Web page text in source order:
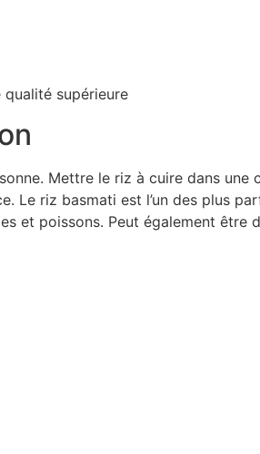
supérieure
Mettre le riz à cuire dans
Le riz basmati est l’un des plus
et poissons. Peut également être